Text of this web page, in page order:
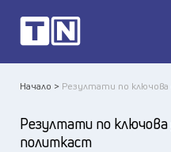
Начало > Резултати по
Резултати по ключова
политкаст